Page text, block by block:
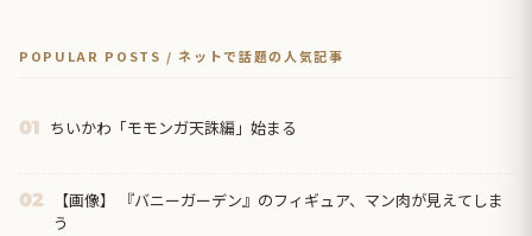
POPULAR POSTS / ネットで話題の人気記事
01 ちいかわ「モモンガ天誅編」始まる
02
【画像】 『バニーガーデン』のフィギュア、マン肉が見えてしま
う